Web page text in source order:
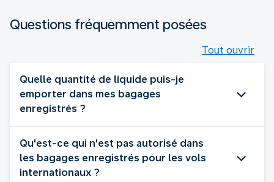
Questions fréquemment posées
Tout ouvrir
Quelle quantité de liquide puis-je
emporter dans mes bagages
enregistrés ?
Qu'est-ce qui n'est pas autorisé dans
les bagages enregistrés pour les vols
internationaux ?